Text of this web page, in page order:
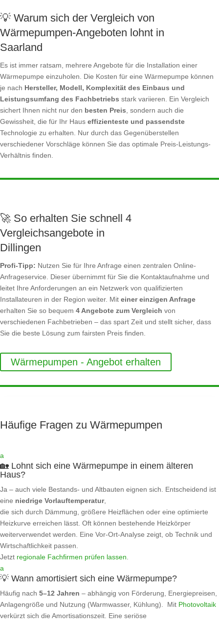
💡 Warum sich der Vergleich von
Wärmepumpen-Angeboten lohnt in
Saarland
Es ist immer ratsam, mehrere Angebote für die Installation einer
Wärmepumpe einzuholen. Die Kosten für eine Wärmepumpe können
je nach Hersteller, Modell, Komplexität des Einbaus und
Leistungsumfang des Fachbetriebs stark variieren. Ein Vergleich
sichert Ihnen nicht nur den besten Preis, sondern auch die
Gewissheit, die für Ihr Haus effizienteste und passendste
Technologie zu erhalten. Nur durch das Gegenüberstellen
verschiedener Vorschläge können Sie das optimale Preis-Leistungs-
Verhältnis finden.
🚀 So erhalten Sie schnell 4
Vergleichsangebote in
Dillingen
Profi-Tipp: Nutzen Sie für Ihre Anfrage einen zentralen Online-
Anfrageservice. Dieser übernimmt für Sie die Kontaktaufnahme und
leitet Ihre Anforderungen an ein Netzwerk von qualifizierten
Installateuren in der Region weiter. Mit einer einzigen Anfrage
erhalten Sie so bequem 4 Angebote zum Vergleich von
verschiedenen Fachbetrieben – das spart Zeit und stellt sicher, dass
Sie die beste Lösung zum fairsten Preis finden.
Wärmepumpen - Angebot erhalten
Häufige Fragen zu Wärmepumpen
a
🏡 Lohnt sich eine Wärmepumpe in einem älteren
Haus?
Ja – auch viele Bestands- und Altbauten eignen sich. Entscheidend ist
eine niedrige Vorlauftemperatur,
die sich durch Dämmung, größere Heizflächen oder eine optimierte
Heizkurve erreichen lässt. Oft können bestehende Heizkörper
weiterverwendet werden. Eine Vor-Ort‑Analyse zeigt, ob Technik und
Wirtschaftlichkeit passen.
Jetzt regionale Fachfirmen prüfen lassen.
a
💡 Wann amortisiert sich eine Wärmepumpe?
Häufig nach 5–12 Jahren – abhängig von Förderung, Energiepreisen,
Anlagengröße und Nutzung (Warmwasser, Kühlung). Mit Photovoltaik
verkürzt sich die Amortisationszeit. Eine seriöse